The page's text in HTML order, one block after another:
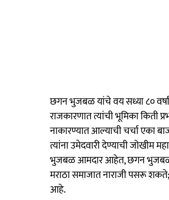
छगन भुजबळ यांचे वय सध्या ८०
राजकारणात त्यांची भूमिका किती
नाकारण्यात आल्याची चर्चा एका
त्यांना उमेदवारी देण्याची
भुजबळ आमदार आहेत, छगन भुजबळ
मराठा समाजात नाराजी पसरू
आहे.